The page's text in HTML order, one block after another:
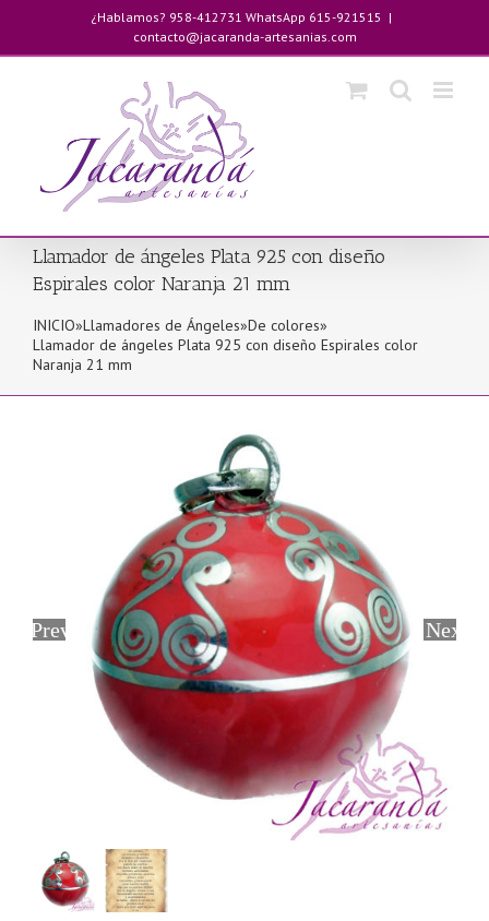
contenido
¿Hablamos? 958-412731 WhatsApp 615-921515 |
contacto@jacaranda-artesanias.com
Llamador de ángeles Plata 925 con diseño
Espirales color Naranja 21 mm
INICIO»Llamadores de Ángeles»De colores»
Llamador de ángeles Plata 925 con diseño Espirales color
Naranja 21 mm
Previous Next